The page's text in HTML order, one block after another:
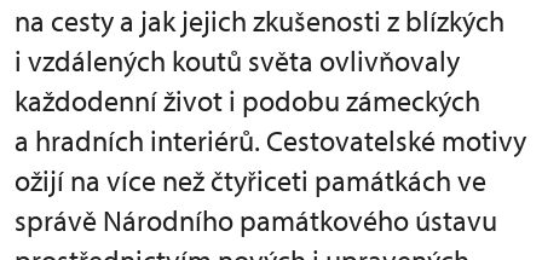
na cesty a jak jejich zkušenosti z blízkých
i vzdálených koutů světa ovlivňovaly
každodenní život i podobu zámeckých
a hradních interiérů. Cestovatelské motivy
ožijí na více než čtyřiceti památkách ve
správě Národního památkového ústavu